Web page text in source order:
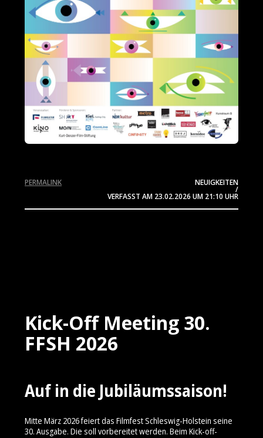
NEUIGKEITEN
/
VERFASST AM 23.02.2026 UM 21:10 UHR
PERMALINK
Kick-Off Meeting 30.
FFSH 2026
Auf in die Jubiläumssaison!
Mitte März 2026 feiert das Filmfest Schleswig-Holstein seine
30. Ausgabe. Die soll vorbereitet werden. Beim Kick-off-